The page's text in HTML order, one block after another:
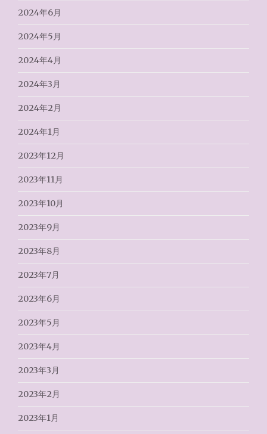
2024年6月
2024年5月
2024年4月
2024年3月
2024年2月
2024年1月
2023年12月
2023年11月
2023年10月
2023年9月
2023年8月
2023年7月
2023年6月
2023年5月
2023年4月
2023年3月
2023年2月
2023年1月